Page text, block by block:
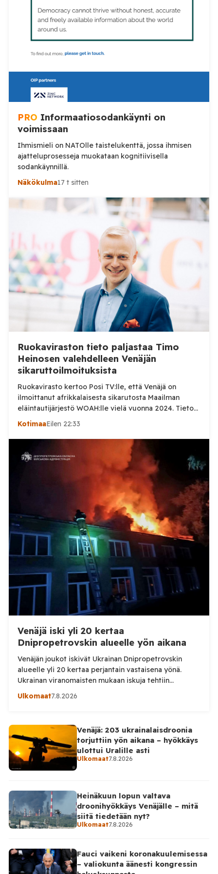
PRO Informaatiosodankäynti on
voimissaan
Ihmismieli on NATOlle taistelukenttä, jossa ihmisen
ajatteluprosesseja muokataan kognitiivisella
sodankäynnillä.
Näkökulma17 t sitten
Ruokaviraston tieto paljastaa Timo
Heinosen valehdelleen Venäjän
sikaruttoilmoituksista
Ruokavirasto kertoo Posi TV:lle, että Venäjä on
ilmoittanut afrikkalaisesta sikarutosta Maailman
eläintautijärjestö WOAH:lle vielä vuonna 2024. Tieto
haastaa kokoomuksen kansanedustaja Timo Heinosen
sikaruttoilmoituksista. Suomi on puolestaan
ilmoittanut tuoreesta Virolahden tapauksesta sekä
WOAH:n kautta että suoraan Venäjän
eläinlääkintäviranomaisille. Ruokavirasto kertoi Posi
TV:lle tarkempia tietoja Suomen ensimmäisestä
afrikkalaisen sikaruton tapauksesta sekä
eläintautitietojen vaihdosta […]
KotimaaEilen 22:33
Venäjä iski yli 20 kertaa
Dnipropetrovskin alueelle yön aikana
Venäjän joukot iskivät Ukrainan Dnipropetrovskin
alueelle yli 20 kertaa perjantain vastaisena yönä.
Ukrainan viranomaisten mukaan iskuja tehtiin
drooneilla ja tykistöllä viidelle eri alueelle.
kertoi perjantaiaamuna 7. elokuuta julkaisemassaan
Telegram-päivityksessä, että Venäjän joukot
hyökkäsivät yön aikana yli 20 kertaa viidelle alueelle.
Nikopolin alueella iskuja kohdistui Nikopolin
kaupunkiin sekä […]
Ulkomaat7.8.2026
Venäjä: 203 ukrainalaisdroonia
torjuttiin yön aikana – hyökkäys
ulottui Uralille asti
Ulkomaat7.8.2026
Heinäkuun lopun valtava
droonihyökkäys Venäjälle – mitä
siitä tiedetään nyt?
Ulkomaat7.8.2026
Fauci vaikeni koronakuulemisessa
– valiokunta äänesti kongressin